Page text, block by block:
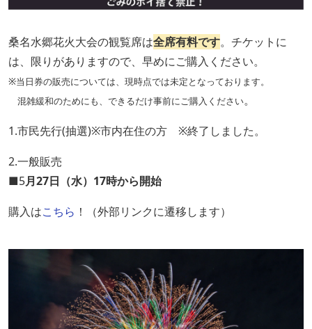
桑名水郷花火大会の観覧席は全席有料です。チケットに
は、限りがありますので、早めにご購入ください。
※当日券の販売については、現時点では未定となっております。
混雑緩和のためにも、できるだけ事前にご購入ください。
1.市民先行(抽選)※市内在住の方 ※終了しました。
2.一般販売
■5月27日（水）17時から開始
購入はこちら ！（外部リンクに遷移します）